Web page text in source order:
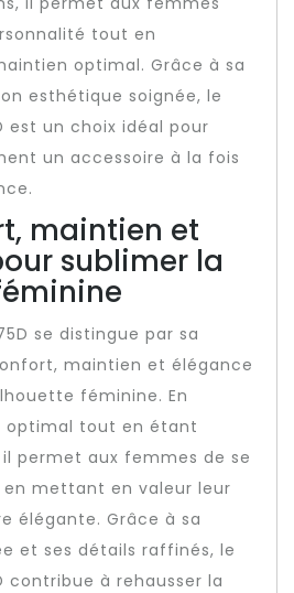
tout en
optimal. Grâce à sa
esthétique soignée, le
est un choix idéal pour
un accessoire à la fois
maintien et
sublimer la
se distingue par sa
maintien et élégance
féminine. En
tout en étant
permet aux femmes de se
en mettant en valeur leur
élégante. Grâce à sa
et ses détails raffinés, le
contribue à rehausser la